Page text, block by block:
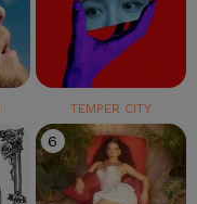
TEMPER CITY
6